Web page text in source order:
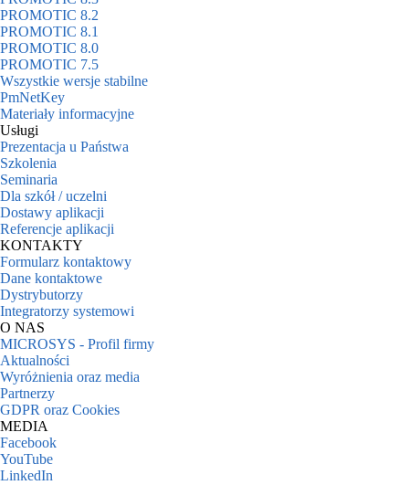
PROMOTIC 8.2
PROMOTIC 8.1
PROMOTIC 8.0
PROMOTIC 7.5
Wszystkie wersje stabilne
PmNetKey
Materiały informacyjne
Usługi
Prezentacja u Państwa
Szkolenia
Seminaria
Dla szkół / uczelni
Dostawy aplikacji
Referencje aplikacji
KONTAKTY
Formularz kontaktowy
Dane kontaktowe
Dystrybutorzy
Integratorzy systemowi
O NAS
MICROSYS - Profil firmy
Aktualności
Wyróżnienia oraz media
Partnerzy
GDPR oraz Cookies
MEDIA
Facebook
YouTube
LinkedIn